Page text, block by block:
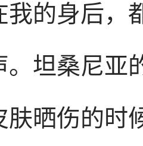
我的身后，
。坦桑尼亚
肤晒伤的时